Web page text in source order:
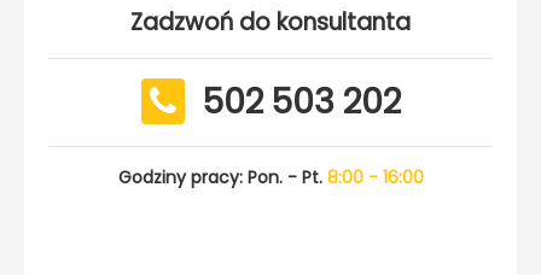
Zadzwoń do konsultanta
502 503 202
Godziny pracy: Pon. - Pt. 8:00 - 16:00